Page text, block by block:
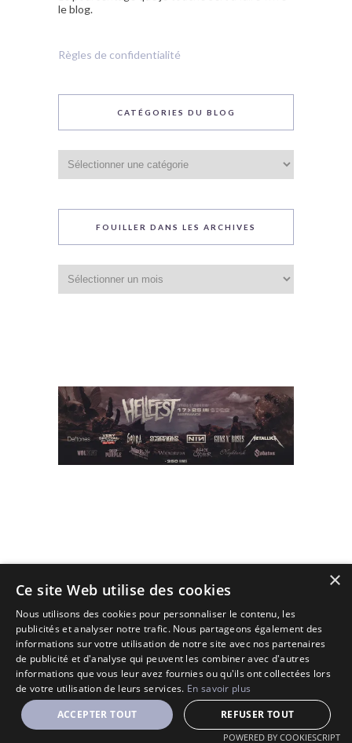
le blog.
Règles de confidentialité
CATÉGORIES DU BLOG
du
blog
FOUILLER DANS LES ARCHIVES
dans
les
Designé et Customisé par Seraf' sur une base de Solopine
×
Ce site Web utilise des cookies
Nous utilisons des cookies pour personnaliser le contenu, les
publicités et analyser notre trafic. Nous partageons également des
informations sur votre utilisation de notre site avec nos partenaires
de publicité et d'analyse qui peuvent les combiner avec d'autres
informations que vous leur avez fournies ou qu'ils ont collectées lors
de votre utilisation de leurs services. En savoir plus
ACCEPTER TOUT
REFUSER TOUT
POWERED BY COOKIESCRIPT